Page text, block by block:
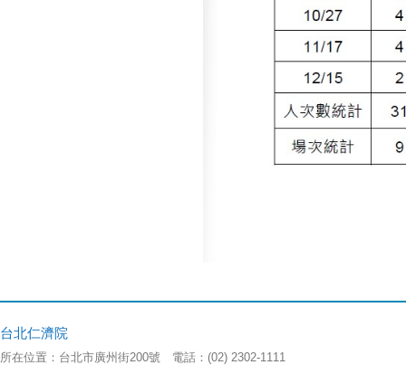
台北仁濟院
所在位置：台北市廣州街200號 電話：(02) 2302-1111